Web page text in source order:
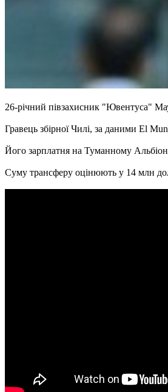
26-річний півзахисник "Ювентуса"
Гравець збірної Чилі, за даними El
Його зарплатня на Туманному
Суму трансферу оцінюють у 14 млн